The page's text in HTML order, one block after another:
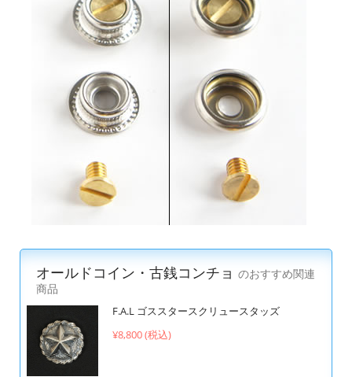
オールドコイン・古銭コンチョ のおすすめ関連
商品
F.A.L ゴススタースクリュースタッズ
¥8,800 (税込)